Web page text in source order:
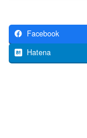
Facebook
Hatena